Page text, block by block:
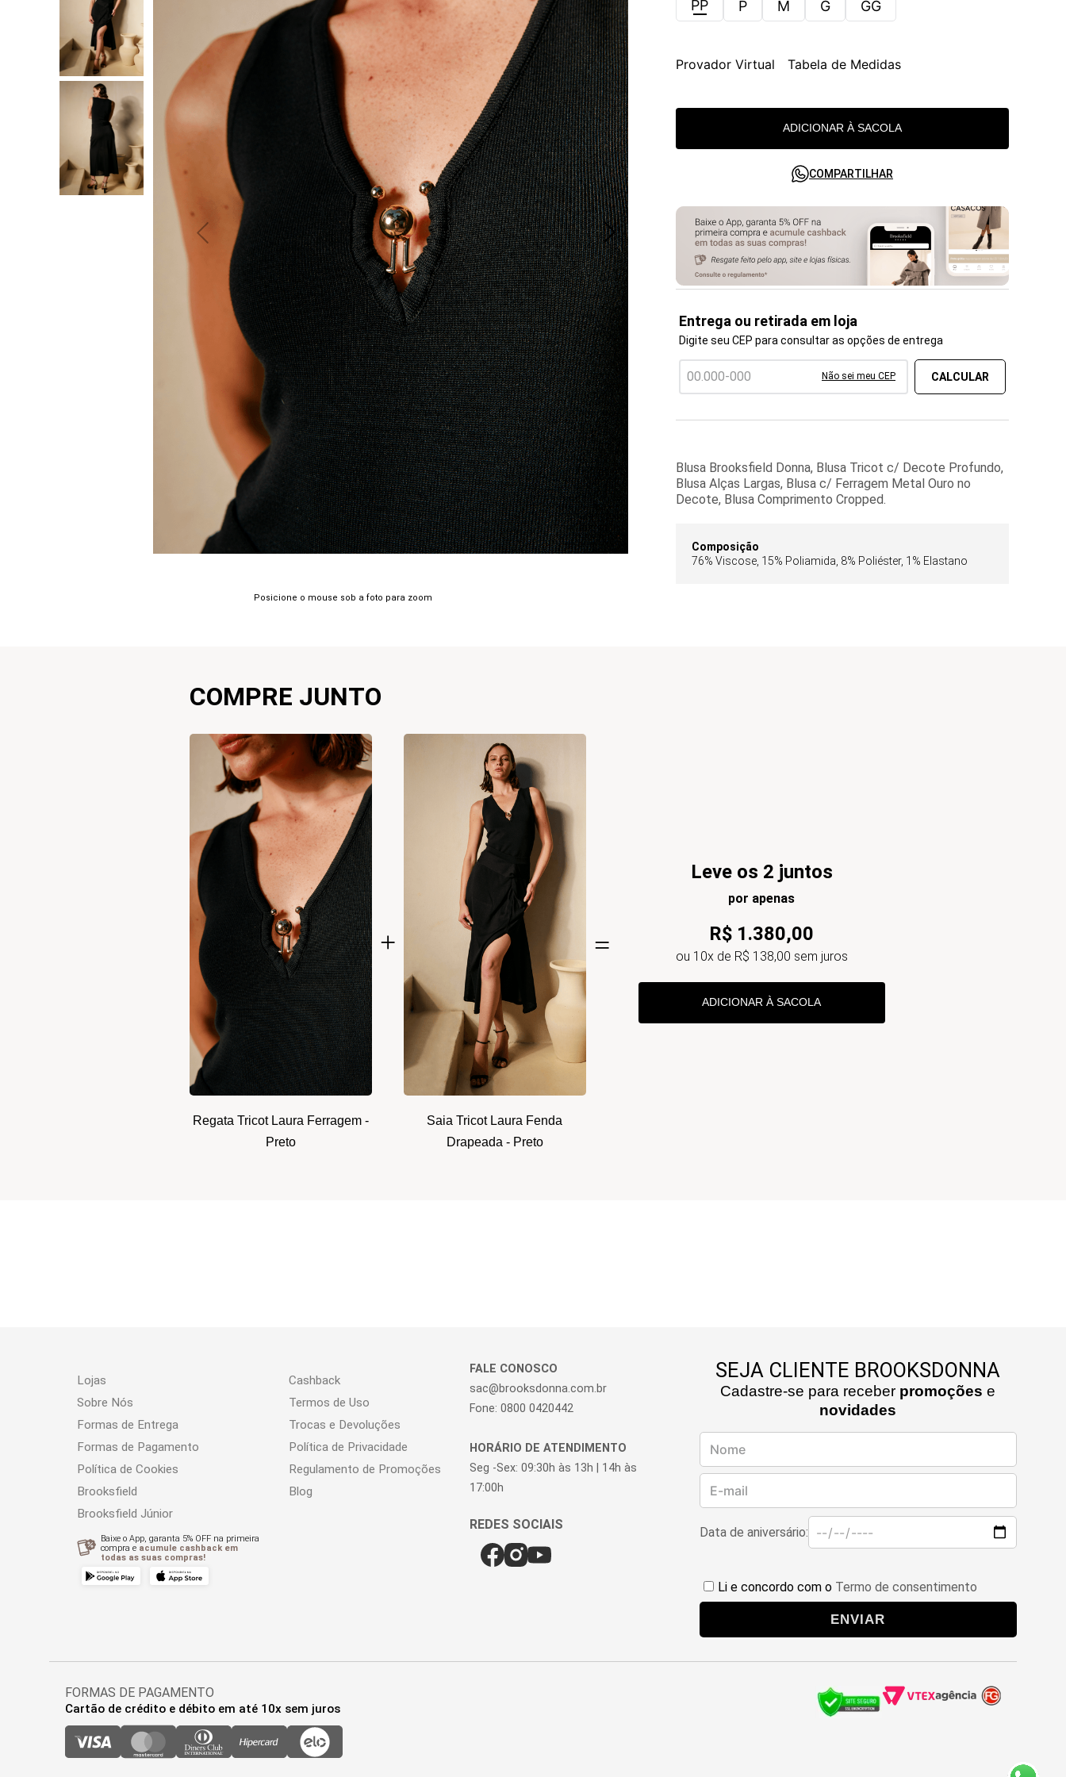
Posicione o mouse sob a foto para zoom
PP P M G GG
Provador Virtual Tabela de Medidas
ADICIONAR À SACOLA
COMPARTILHAR
Entrega ou retirada em loja
Digite seu CEP para consultar as opções de entrega
Não sei meu CEP
Blusa Brooksfield Donna, Blusa Tricot c/ Decote Profundo,
Blusa Alças Largas, Blusa c/ Ferragem Metal Ouro no
Decote, Blusa Comprimento Cropped.
Composição
76% Viscose, 15% Poliamida, 8% Poliéster, 1% Elastano
COMPRE JUNTO
Regata Tricot Laura Ferragem -
Preto
Saia Tricot Laura Fenda
Drapeada - Preto
Leve os 2 juntos
por apenas
R$ 1.380,00
ou 10x de R$ 138,00 sem juros
ADICIONAR À SACOLA
Lojas
Cashback
Sobre Nós
Termos de Uso
Formas de Entrega
Trocas e Devoluções
Formas de Pagamento
Política de Privacidade
Política de Cookies
Regulamento de Promoções
Brooksfield
Blog
Brooksfield Júnior
Baixe o App, garanta 5% OFF na primeira
compra e acumule cashback em
todas as suas compras!
FALE CONOSCO
sac@brooksdonna.com.br
Fone: 0800 0420442
HORÁRIO DE ATENDIMENTO
Seg -Sex: 09:30h às 13h | 14h às
17:00h
SEJA CLIENTE BROOKSDONNA
Cadastre-se para receber promoções e
novidades
Data de aniversário:
Li e concordo com o Termo de consentimento
ENVIAR
FORMAS DE PAGAMENTO
Cartão de crédito e débito em até 10x sem juros
jeans